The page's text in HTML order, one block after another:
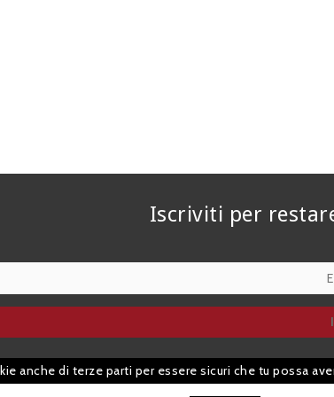
Iscriviti per
anche di terze parti per essere sicuri che tu possa